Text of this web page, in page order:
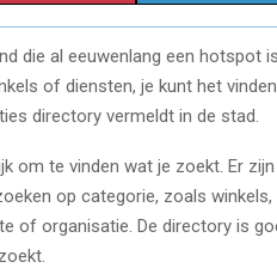
H
A
R
O
N
H
A
R
O
N
die al eeuwenlang een hotspot
of diensten, je kunt het
directory vermeldt in de stad.
om te vinden wat je zoekt. Er
op categorie, zoals
of organisatie. De directory is